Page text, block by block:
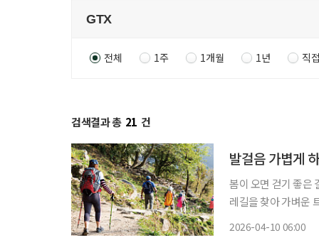
전체 1주 1개월 1년 직
검색결과 총 21 건
발걸음 가볍게
봄이 오면 걷기 좋은
레길을 찾아 가벼운
2026-04-10 06:00